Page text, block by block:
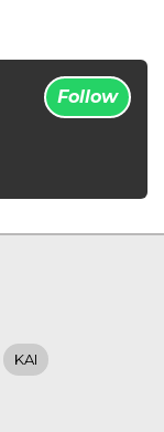
Follow
KAI